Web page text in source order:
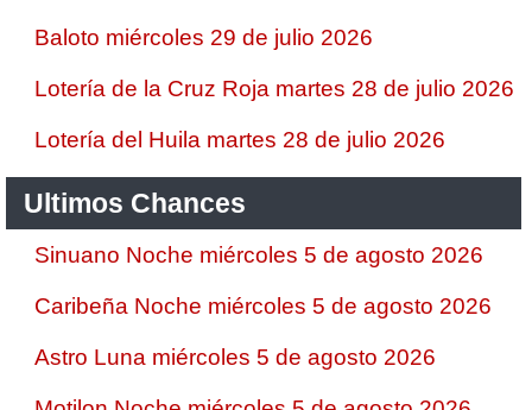
Baloto miércoles 29 de julio 2026
Lotería de la Cruz Roja martes 28 de julio 2026
Lotería del Huila martes 28 de julio 2026
Ultimos Chances
Sinuano Noche miércoles 5 de agosto 2026
Caribeña Noche miércoles 5 de agosto 2026
Astro Luna miércoles 5 de agosto 2026